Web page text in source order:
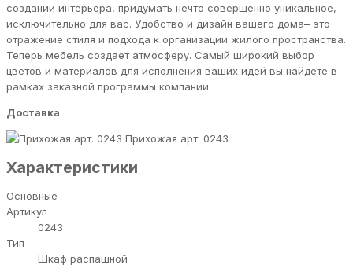
создании интерьера, придумать нечто совершенно уникальное,
исключительно для вас. Удобство и дизайн вашего дома– это
отражение стиля и подхода к организации жилого пространства.
Теперь мебель создает атмосферу. Самый широкий выбор
цветов и материалов для исполнения ваших идей вы найдете в
рамках заказной программы компании.
Доставка
Прихожая арт. 0243
Характеристики
Основные
Артикул
0243
Тип
Шкаф распашной